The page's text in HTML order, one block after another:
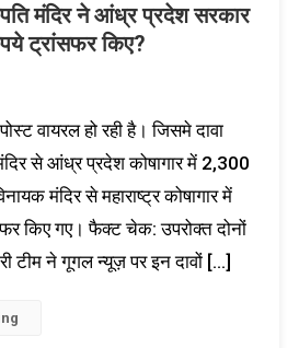
मंदिर ने आंध्र प्रदेश सरकार
ट्रांसफर किए?
वायरल हो रही है। जिसमे दावा
से आंध्र प्रदेश कोषागार में 2,300
मंदिर से महाराष्ट्र कोषागार में
किए गए। फैक्ट चेक: उपरोक्त दोनों
टीम ने गूगल न्यूज़ पर इन दावों […]